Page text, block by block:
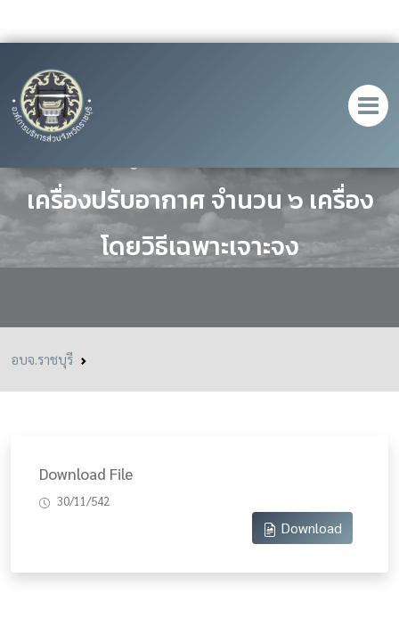
ประกาศผู้ชนะการเสนอราคา ซื้อ
เครื่องปรับอากาศ จำนวน ๖ เครื่อง
โดยวิธีเฉพาะเจาะจง
อบจ.ราชบุรี
Download File
30/11/542
Download